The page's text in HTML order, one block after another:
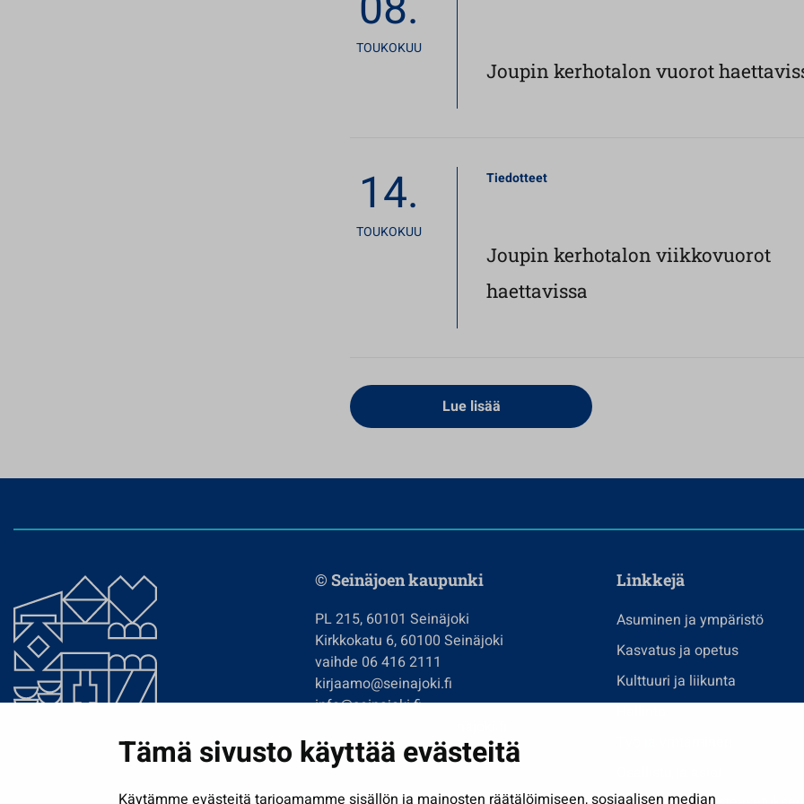
Tämä sivusto käyttää evästeitä
Käytämme evästeitä tarjoamamme sisällön ja mainosten räätälöimiseen, sosiaalisen median
TOUKOKUU
Joupin kerhotalon vuorot
14.
TOUKOKUU
Tiedotteet
Joupin kerhotalon viikkovuorot
haettavissa
Lue lisää
© Seinäjoen kaupunki
PL 215, 60101 Seinäjoki
Kirkkokatu 6, 60100 Seinäjoki
vaihde 06 416 2111
kirjaamo@seinajoki.fi
info@seinajoki.fi
Tilaa uutiskirje
Linkkejä
Asuminen ja ympäristö
Kasvatus ja opetus
Kulttuuri ja liikunta